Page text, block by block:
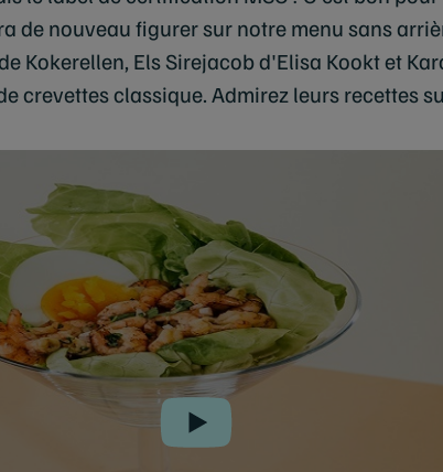
de nouveau figurer sur notre menu sans
Kokerellen, Els Sirejacob d'Elisa Kookt et
crevettes classique. Admirez leurs recettes
Play